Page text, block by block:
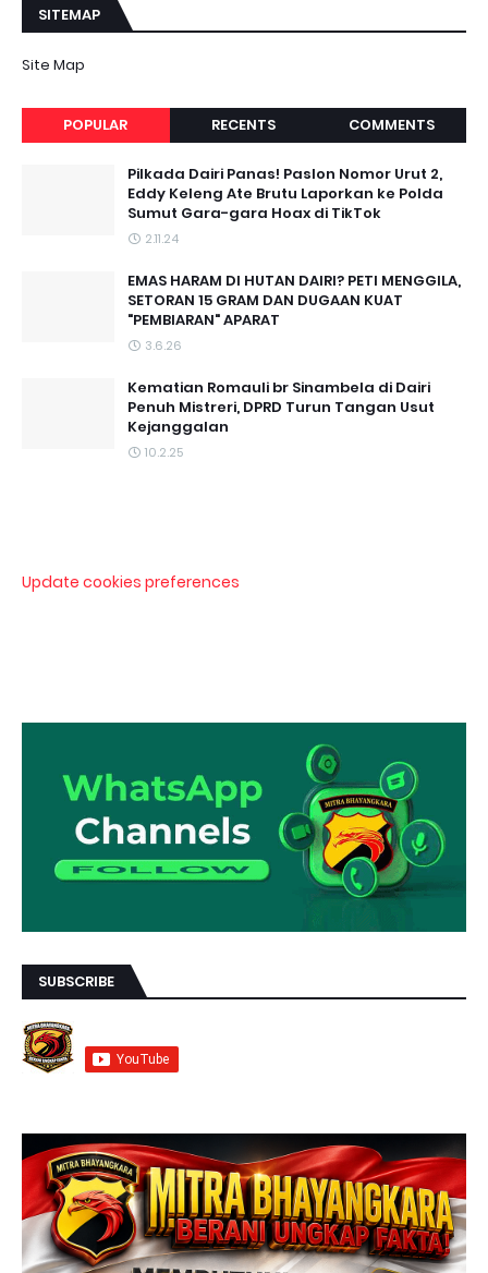
SITEMAP
Site Map
POPULAR RECENTS COMMENTS
Pilkada Dairi Panas! Paslon Nomor Urut 2,
Eddy Keleng Ate Brutu Laporkan ke Polda
Sumut Gara-gara Hoax di TikTok
2.11.24
EMAS HARAM DI HUTAN DAIRI? PETI MENGGILA,
SETORAN 15 GRAM DAN DUGAAN KUAT
"PEMBIARAN" APARAT
3.6.26
Kematian Romauli br Sinambela di Dairi
Penuh Mistreri, DPRD Turun Tangan Usut
Kejanggalan
10.2.25
Update cookies preferences
SUBSCRIBE